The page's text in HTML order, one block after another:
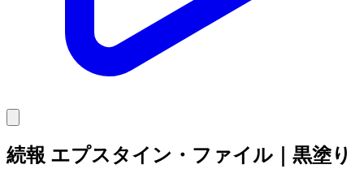
続報 エプスタイン・ファイル｜黒塗り